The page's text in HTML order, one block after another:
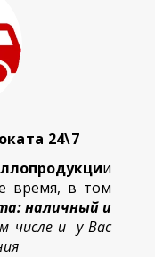
24\7
и
время, в том
наличный и
числе и у Вас